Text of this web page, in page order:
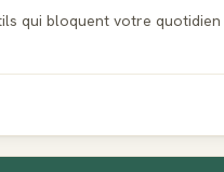
qui bloquent votre quotidien